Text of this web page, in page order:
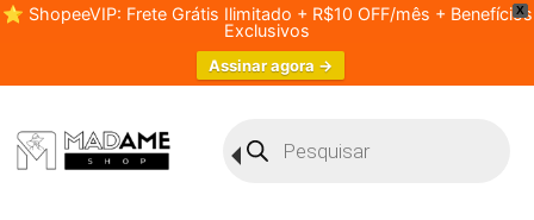
X
⭐ ShopeeVIP: Frete Grátis Ilimitado + R$10 OFF/mês + Benefícios
Exclusivos
Assinar agora →